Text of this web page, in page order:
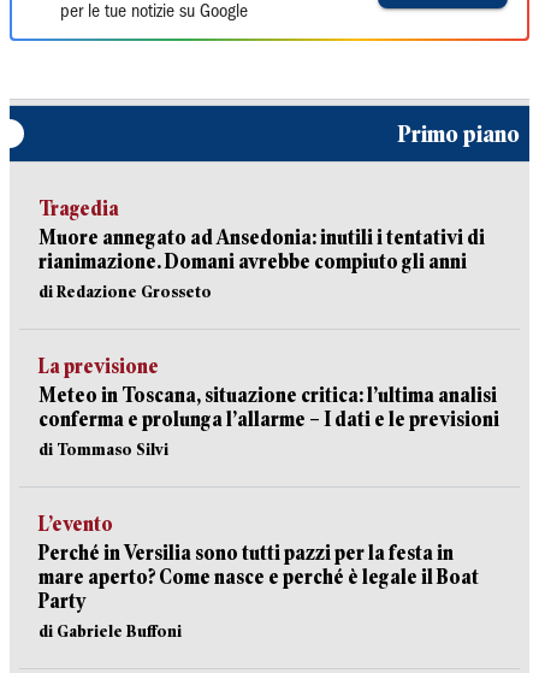
per le tue notizie su Google
Primo piano
Tragedia
Muore annegato ad Ansedonia: inutili i tentativi di
rianimazione. Domani avrebbe compiuto gli anni
di Redazione Grosseto
La previsione
Meteo in Toscana, situazione critica: l’ultima analisi
conferma e prolunga l’allarme – I dati e le previsioni
di Tommaso Silvi
L’evento
Perché in Versilia sono tutti pazzi per la festa in
mare aperto? Come nasce e perché è legale il Boat
Party
di Gabriele Buffoni